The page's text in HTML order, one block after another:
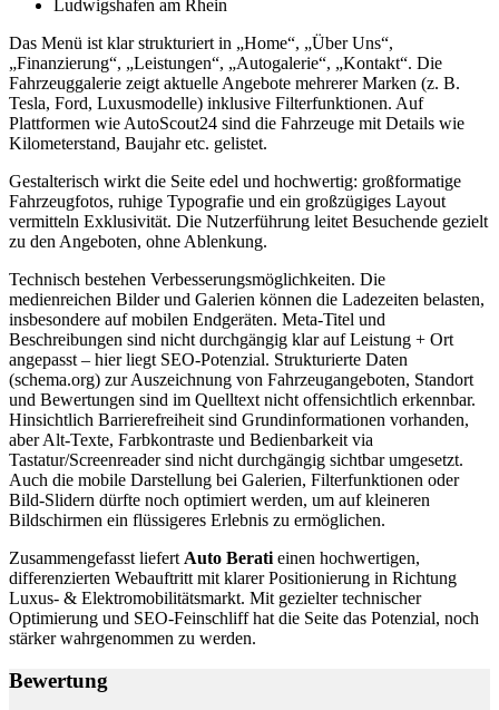
Das Menü ist klar strukturiert in „Home“, „Über Uns“,
„Finanzierung“, „Leistungen“, „Autogalerie“, „Kontakt“. Die
Fahrzeuggalerie zeigt aktuelle Angebote mehrerer Marken (z. B.
Tesla, Ford, Luxusmodelle) inklusive Filterfunktionen. Auf
Plattformen wie AutoScout24 sind die Fahrzeuge mit Details wie
Kilometerstand, Baujahr etc. gelistet.
Gestalterisch wirkt die Seite edel und hochwertig: großformatige
Fahrzeugfotos, ruhige Typografie und ein großzügiges Layout
vermitteln Exklusivität. Die Nutzerführung leitet Besuchende gezielt
zu den Angeboten, ohne Ablenkung.
Technisch bestehen Verbesserungsmöglichkeiten. Die
medienreichen Bilder und Galerien können die Ladezeiten belasten,
insbesondere auf mobilen Endgeräten. Meta‑Titel und
Beschreibungen sind nicht durchgängig klar auf Leistung + Ort
angepasst – hier liegt SEO‑Potenzial. Strukturierte Daten
(schema.org) zur Auszeichnung von Fahrzeugangeboten, Standort
und Bewertungen sind im Quelltext nicht offensichtlich erkennbar.
Hinsichtlich Barrierefreiheit sind Grundinformationen vorhanden,
aber Alt‑Texte, Farbkontraste und Bedienbarkeit via
Tastatur/Screenreader sind nicht durchgängig sichtbar umgesetzt.
Auch die mobile Darstellung bei Galerien, Filterfunktionen oder
Bild‑Slidern dürfte noch optimiert werden, um auf kleineren
Bildschirmen ein flüssigeres Erlebnis zu ermöglichen.
Zusammengefasst liefert Auto Berati einen hochwertigen,
differenzierten Webauftritt mit klarer Positionierung in Richtung
Luxus‑ & Elektromobilitätsmarkt. Mit gezielter technischer
Optimierung und SEO‑Feinschliff hat die Seite das Potenzial, noch
stärker wahrgenommen zu werden.
Bewertung